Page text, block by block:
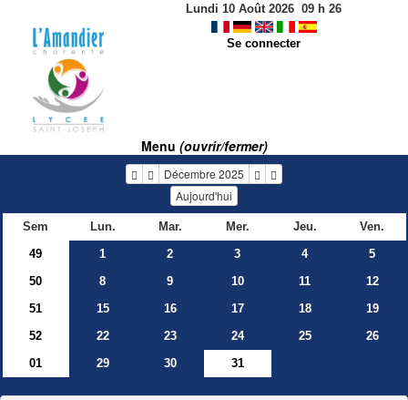
Lundi 10 Août 2026 09 h 26
Se connecter
Menu (ouvrir/fermer)
Décembre 2025
Aujourd'hui
Sem Lun. Mar. Mer. Jeu.
Ven.
49
1 2 3 4
5
50
8 9 10 11
12
51
15 16 17 18
19
52
22 23 24 25
26
01
29 30 31